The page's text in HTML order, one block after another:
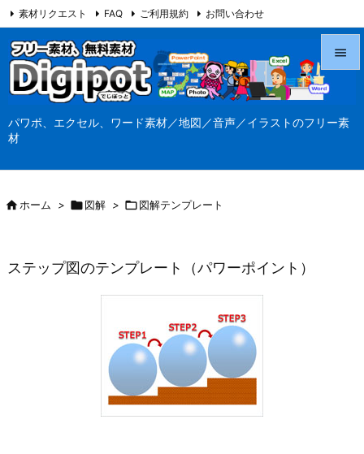
パワポ、エクセル、ワード素材／地図／音声／イラストのフリー素
材



素材リクエスト FAQ ご利用規約 お問い合わせ
当サイト（Digipot.net）について
ホーム > 図解 > 図解テンプレート
ステップ図のテンプレート（パワーポイント）